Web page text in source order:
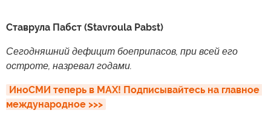
Ставрула Пабст (Stavroula Pabst)
Сегодняшний дефицит боеприпасов, при всей его
остроте, назревал годами.
ИноСМИ теперь в MAX! Подписывайтесь на главное
международное >>>